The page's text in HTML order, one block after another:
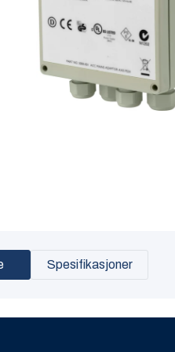
Spesifikasjoner